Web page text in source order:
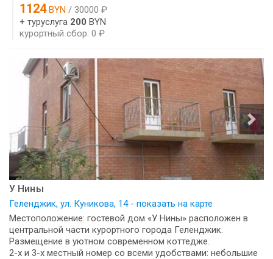
1124BYN / 30000 ₽
+ туруслуга 200 BYN
курортный сбор: 0 ₽
У Нины
Геленджик, ул. Куникова, 14 - показать на карте
Местоположение: гостевой дом «У Нины» расположен в
центральной части курортного города Геленджик.
Размещение в уютном современном коттедже.
2-х и 3-х местный номер со всеми удобствами: небольшие